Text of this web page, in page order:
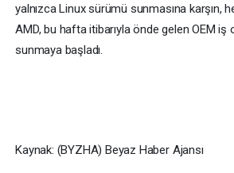
yalnızca Linux sürümü sunmasına karşın,
AMD, bu hafta itibarıyla önde gelen OEM
sunmaya başladı.
Kaynak: (BYZHA) Beyaz Haber Ajansı